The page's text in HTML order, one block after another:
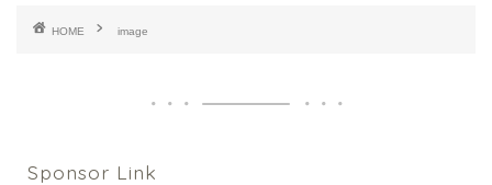
HOME image
Sponsor Link